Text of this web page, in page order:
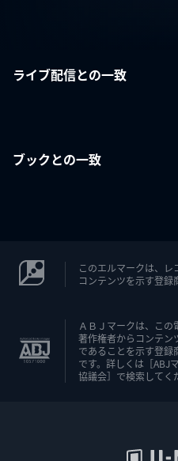
ライブ配信との一致
ブックとの一致
このエルマークは、レ
コンテンツを示す登録
ＡＢＪマークは、この
著作権者からコンテン
であることを示す登録
です。詳しくは［ABJ
協議会］で検索してく